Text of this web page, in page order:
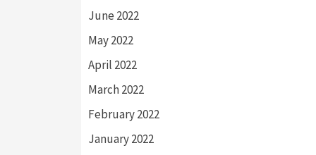
June 2022
May 2022
April 2022
March 2022
February 2022
January 2022